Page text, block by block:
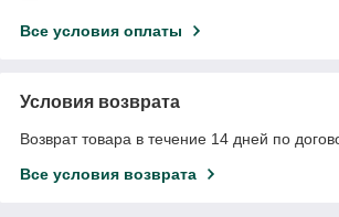
Все условия оплаты
Условия возврата
Возврат товара в течение 14 дней по
Все условия возврата